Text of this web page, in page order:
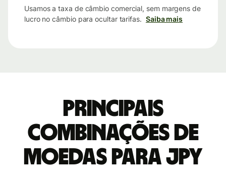
Usamos a taxa de câmbio comercial, sem margens de
lucro no câmbio para ocultar tarifas. Saiba mais
Principais
combinações de
moedas para JPY